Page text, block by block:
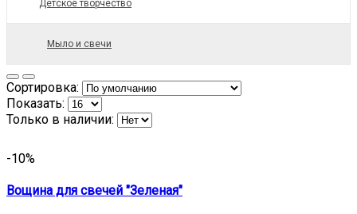
Детское творчество
Мыло и свечи
Сортировка:
Показать:
Только в наличии:
-10%
Вощина для свечей "Зеленая"